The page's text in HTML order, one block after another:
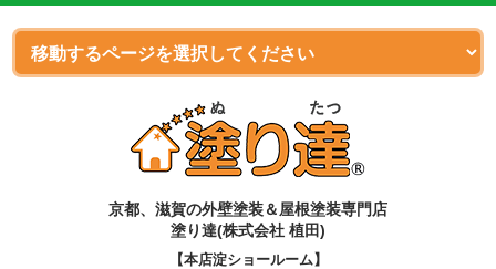
京都、滋賀の外壁塗装＆屋根塗装専門店
塗り達(株式会社 植田)
【本店淀ショールーム】